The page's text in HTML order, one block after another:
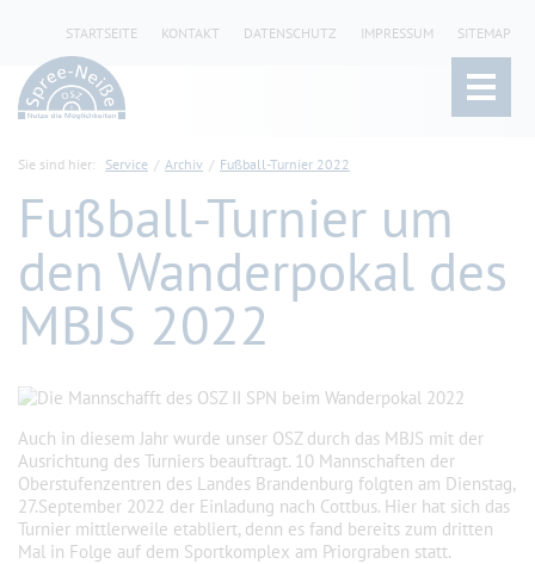
STARTSEITE KONTAKT DATENSCHUTZ IMPRESSUM SITEMAP
Sie sind hier: Service Archiv Fußball-Turnier 2022
Fußball-Turnier um
den Wanderpokal des
MBJS 2022
Auch in diesem Jahr wurde unser OSZ durch das MBJS mit der
Ausrichtung des Turniers beauftragt. 10 Mannschaften der
Oberstufenzentren des Landes Brandenburg folgten am Dienstag,
27.September 2022 der Einladung nach Cottbus. Hier hat sich das
Turnier mittlerweile etabliert, denn es fand bereits zum dritten
Mal in Folge auf dem Sportkomplex am Priorgraben statt.